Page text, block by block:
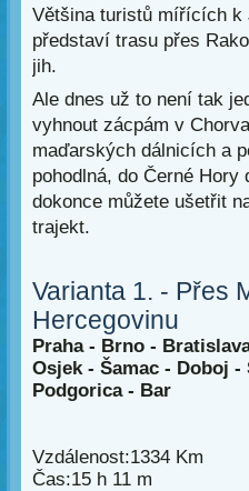
Většina turistů mířících k
představí trasu přes
jih.
Ale dnes už to není tak
vyhnout zácpám v
maďarských dálnicích a
pohodlná, do Černé
dokonce můžete ušetřit
trajekt.
Varianta 1. - Přes
Hercegovinu
Praha - Brno -
Osjek - Šamac - Doboj
Podgorica - Bar
Vzdálenost:1334 Km
Čas:15 h 11 m